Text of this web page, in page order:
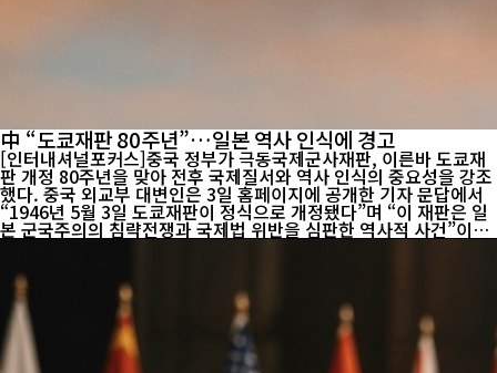
中 “도쿄재판 80주년”…일본 역사 인식에 경고
[인터내셔널포커스]중국 정부가 극동국제군사재판, 이른바 도쿄재
판 개정 80주년을 맞아 전후 국제질서와 역사 인식의 중요성을 강조
했다. 중국 외교부 대변인은 3일 홈페이지에 공개한 기자 문답에서
“1946년 5월 3일 도쿄재판이 정식으로 개정됐다”며 “이 재판은 일
본 군국주의의 침략전쟁과 국제법 위반을 심판한 역사적 사건”이라
고 밝혔다. 중국 측은 도쿄재판이 11개국 사법 관계자들이 참여한
규명했다고 설명했다. 또 도조 히데키 등 A급 전범들에게 사형과 징
역형이 선고됐고, ‘승자의 재판’ 또는 ‘자위전쟁’이라는 주장도 재판
과정에서 배척됐다고 주장했다. 외교부는 도쿄재판이 카이로선언과
포츠담선언의 이행 과정이자, 제2차 세계대전 이후 국제질서 형성에
중요한 의미를 가진다고 평가했다. 이어 “도쿄재판 판결을 수용한